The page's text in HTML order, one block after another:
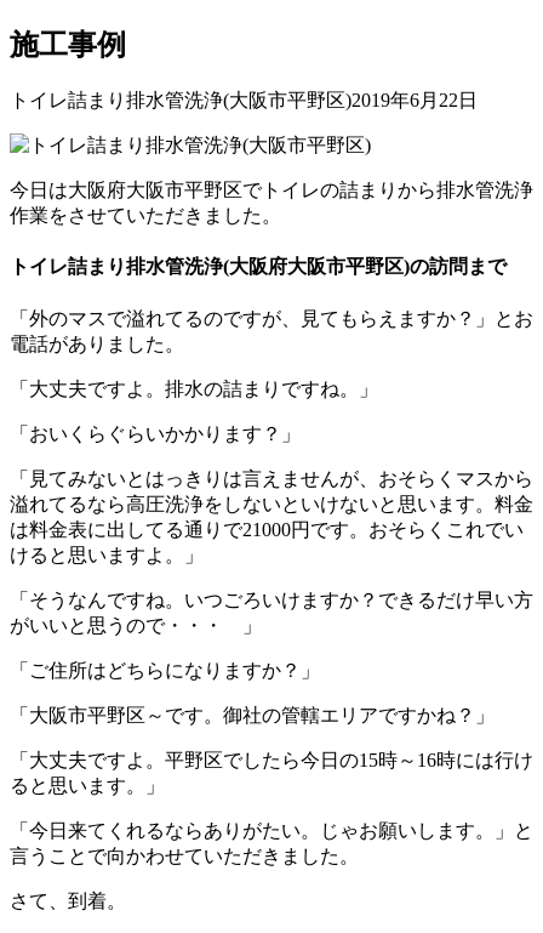
施工事例
トイレ詰まり排水管洗浄(大阪市平野区)2019年6月22日
今日は大阪府大阪市平野区でトイレの詰まりから排水管洗浄
作業をさせていただきました。
トイレ詰まり排水管洗浄(大阪府大阪市平野区)の訪問まで
「外のマスで溢れてるのですが、見てもらえますか？」とお
電話がありました。
「大丈夫ですよ。排水の詰まりですね。」
「おいくらぐらいかかります？」
「見てみないとはっきりは言えませんが、おそらくマスから
溢れてるなら高圧洗浄をしないといけないと思います。料金
は料金表に出してる通りで21000円です。おそらくこれでい
けると思いますよ。」
「そうなんですね。いつごろいけますか？できるだけ早い方
がいいと思うので・・・ 」
「ご住所はどちらになりますか？」
「大阪市平野区～です。御社の管轄エリアですかね？」
「大丈夫ですよ。平野区でしたら今日の15時～16時には行け
ると思います。」
「今日来てくれるならありがたい。じゃお願いします。」と
言うことで向かわせていただきました。
さて、到着。